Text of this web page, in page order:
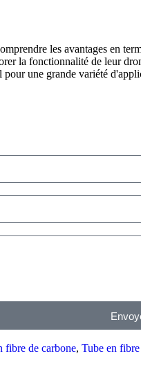
les avantages en
la fonctionnalité de leur
une grande variété
fibre de carbone, Tube en